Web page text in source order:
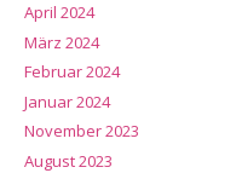
April 2024
März 2024
Februar 2024
Januar 2024
November 2023
August 2023